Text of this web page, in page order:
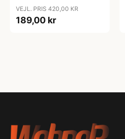
VEJL. PRIS 420,00 KR
189,00 kr